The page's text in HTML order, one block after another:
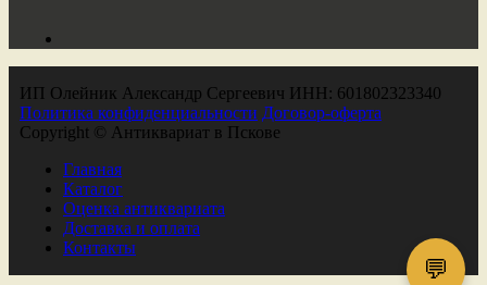
💬
ИП Олейник Александр Сергеевич ИНН: 601802323340
Политика конфиденциальности Договор-оферта
Copyright © Антиквариат в Пскове
Главная
Каталог
Оценка антиквариата
Доставка и оплата
Контакты